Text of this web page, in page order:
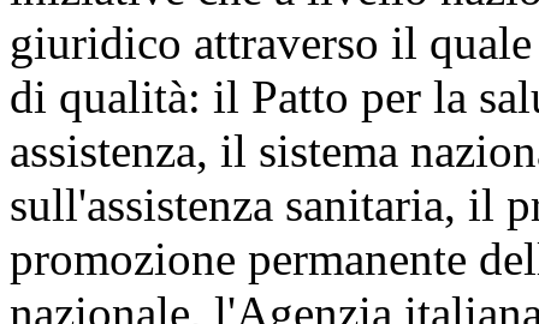
giuridico attraverso il
di qualità: il Patto per la
assistenza, il sistema
sull'assistenza sanitaria, il
promozione permanente
nazionale, l'Agenzia